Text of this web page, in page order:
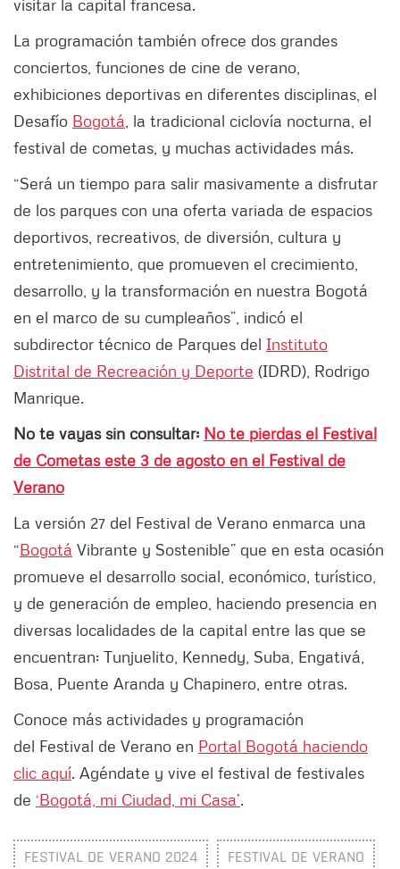
visitar la capital francesa.
La programación también ofrece dos grandes
conciertos, funciones de cine de verano,
exhibiciones deportivas en diferentes disciplinas, el
Desafío Bogotá , la tradicional ciclovía nocturna, el
festival de cometas, y muchas actividades más.
“Será un tiempo para salir masivamente a disfrutar
de los parques con una oferta variada de espacios
deportivos, recreativos, de diversión, cultura y
entretenimiento, que promueven el crecimiento,
desarrollo, y la transformación en nuestra Bogotá
en el marco de su cumpleaños”, indicó el
subdirector técnico de Parques del Instituto
Distrital de Recreación y Deporte (IDRD), Rodrigo
Manrique.
No te vayas sin consultar: No te pierdas el Festival
de Cometas este 3 de agosto en el Festival de
Verano
La versión 27 del Festival de Verano enmarca una
“Bogotá Vibrante y Sostenible” que en esta ocasión
promueve el desarrollo social, económico, turístico,
y de generación de empleo, haciendo presencia en
diversas localidades de la capital entre las que se
encuentran: Tunjuelito, Kennedy, Suba, Engativá,
Bosa, Puente Aranda y Chapinero, entre otras.
Conoce más actividades y programación
del Festival de Verano en Portal Bogotá haciendo
clic aquí. Agéndate y vive el festival de festivales
de ‘Bogotá, mi Ciudad, mi Casa’.
FESTIVAL DE VERANO 2024 FESTIVAL DE VERANO